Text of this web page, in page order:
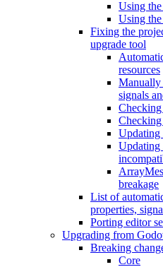
Using
Using
Fixing the
upgrade tool
resources
Manually
signals
Updating
Updating
breakage
List of
properties,
Porting editor
Upgrading from
Breaking
Core